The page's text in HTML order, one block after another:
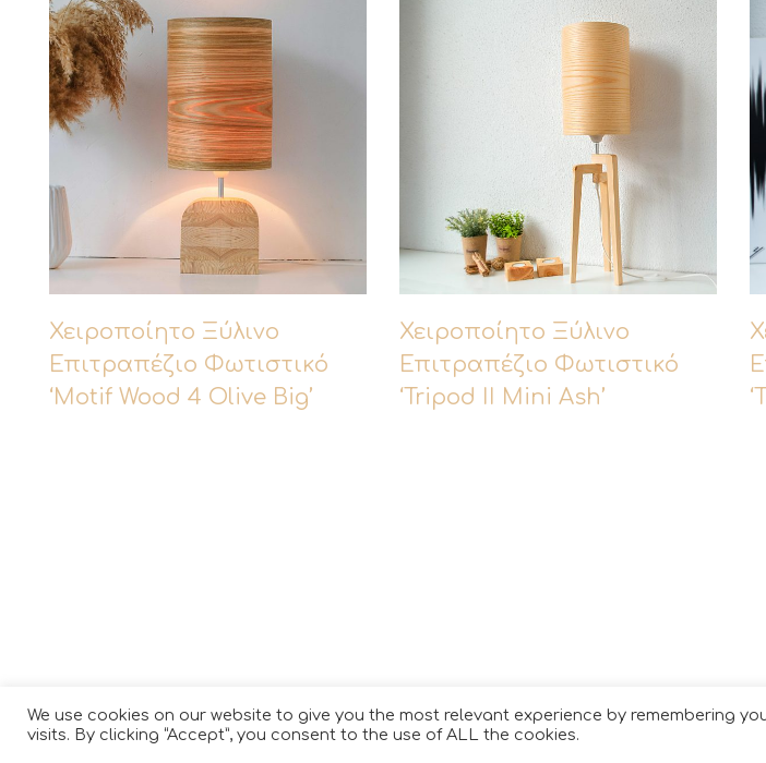
Χειροποίητο Ξύλινο
Επιτραπέζιο Φωτιστικό
‘Motif Wood 4 Olive Big’
Χειροποίητο Ξύλινο
Επιτραπέζιο Φωτιστικό
‘Tripod II Mini Ash’
© Copyright 2021. All
We use cookies on our website to give you the most relevant experience by remembering
visits. By clicking “Accept”, you consent to the use of ALL the cookies.